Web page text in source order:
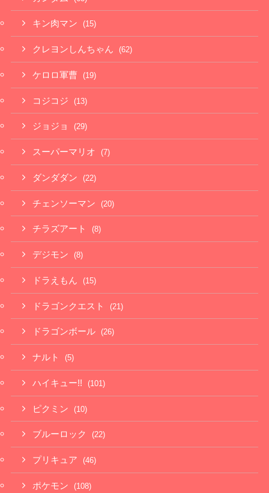
キン肉マン (15)
クレヨンしんちゃん (62)
ケロロ軍曹 (19)
コジコジ (13)
ジョジョ (29)
スーパーマリオ (7)
ダンダダン (22)
チェンソーマン (20)
チラズアート (8)
デジモン (8)
ドラえもん (15)
ドラゴンクエスト (21)
ドラゴンボール (26)
ナルト (5)
ハイキュー!! (101)
ピクミン (10)
ブルーロック (22)
プリキュア (46)
ポケモン (108)